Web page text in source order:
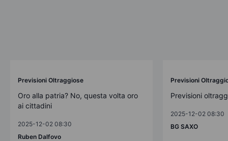
Previsioni Oltraggiose
Oro alla patria? No, questa volta oro
ai cittadini
2025-12-02 08:30
Ruben Dalfovo
Previsioni
Previsioni
2025-12-02 08:30
BG SAXO